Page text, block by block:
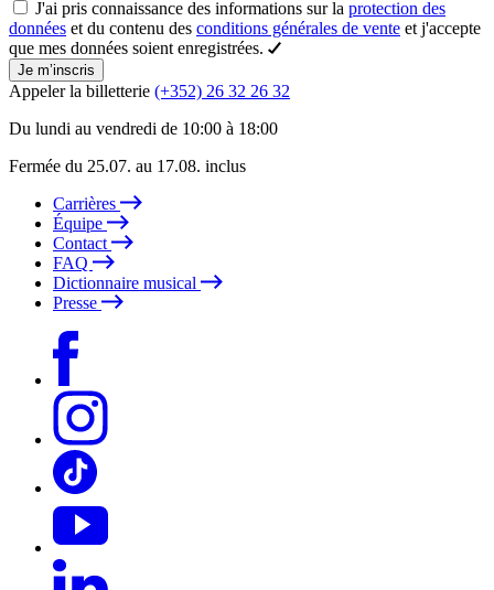
J'ai pris connaissance des informations sur la protection des
données et du contenu des conditions générales de vente et j'accepte
que mes données soient enregistrées.
Je m’inscris
Appeler la billetterie (+352) 26 32 26 32
Du lundi au vendredi de 10:00 à 18:00
Fermée du 25.07. au 17.08. inclus
Carrières
Équipe
Contact
FAQ
Dictionnaire musical
Presse